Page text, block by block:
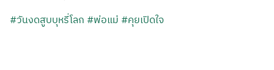
#วันงดสูบบุหรี่โลก #พ่อแม่ #คุยเปิดใจ